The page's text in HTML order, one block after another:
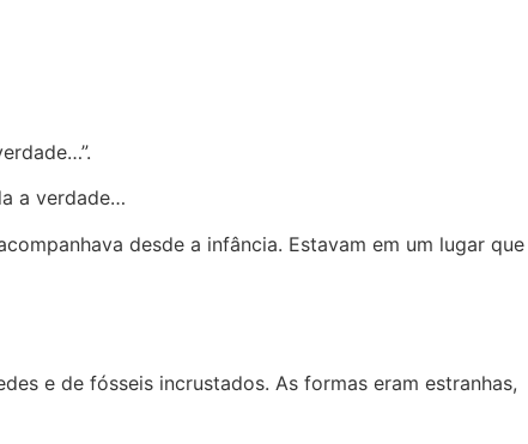
a verdade…
desde a infância. Estavam em um lugar que
e de fósseis incrustados. As formas eram estranhas,